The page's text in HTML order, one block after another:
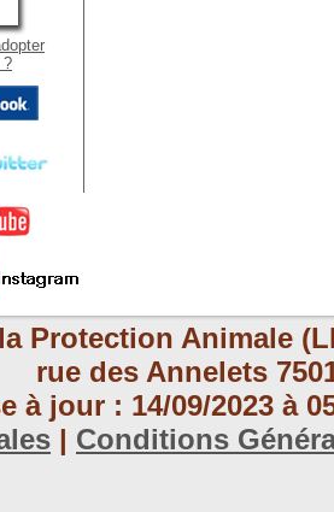
?
Protection Animale
rue des Annelets
à jour : 14/09/2023 à
| Conditions